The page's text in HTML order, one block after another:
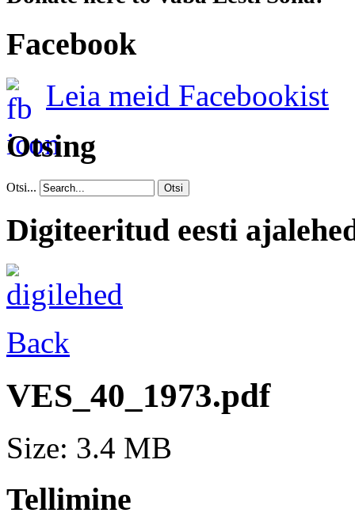
Facebook
Leia meid Facebookist
Otsing
Otsi... Otsi
Digiteeritud eesti
Back
VES_40_1973.pdf
Size: 3.4 MB
Tellimine